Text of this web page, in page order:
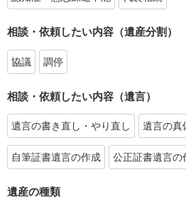
相談・依頼したい内容（遺産分割）
協議 調停
相談・依頼したい内容（遺言）
遺言の書き直し・やり直し 遺言の真
自筆証書遺言の作成 公正証書遺言の
遺産の種類